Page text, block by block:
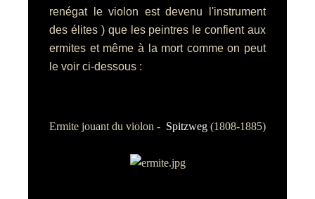
renégat le violon est devenu l'instrument
des élites ) que les peintres le confient aux
ermites et même à la mort comme on peut
le voir ci-dessous :
Ermite jouant du violon - Spitzweg (1808-1885)